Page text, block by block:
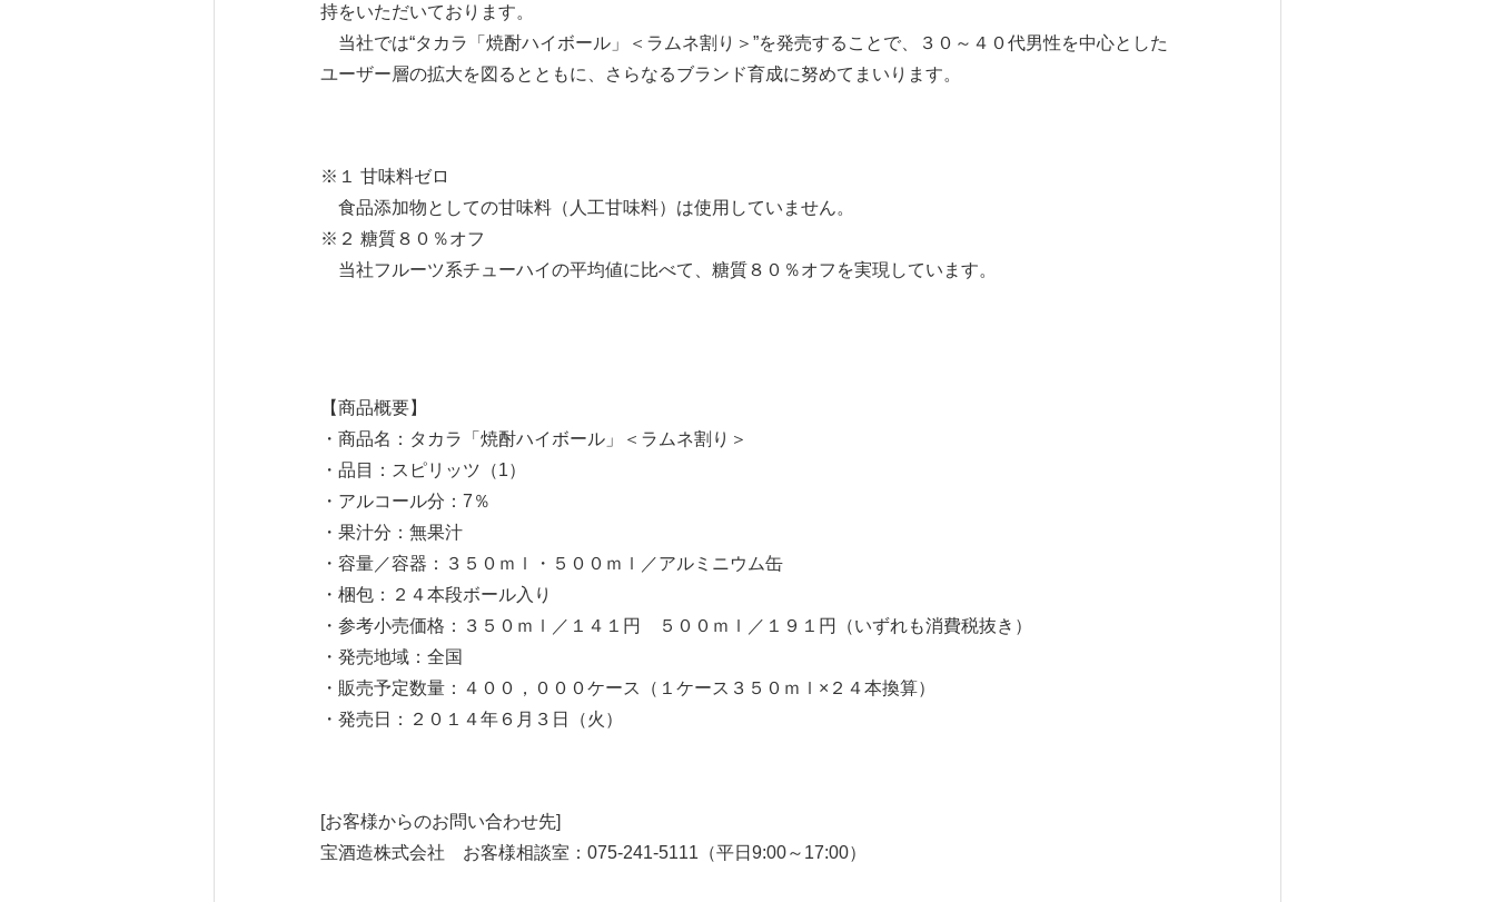
持をいただいております。
当社では“タカラ「焼酎ハイボール」＜ラムネ割り＞”を発売することで、３０～４０代男性を中心とした
ユーザー層の拡大を図るとともに、さらなるブランド育成に努めてまいります。
※１ 甘味料ゼロ
食品添加物としての甘味料（人工甘味料）は使用していません。
※２ 糖質８０％オフ
当社フルーツ系チューハイの平均値に比べて、糖質８０％オフを実現しています。
【商品概要】
・商品名：タカラ「焼酎ハイボール」＜ラムネ割り＞
・品目：スピリッツ（1）
・アルコール分：7％
・果汁分：無果汁
・容量／容器：３５０ｍｌ・５００ｍｌ／アルミニウム缶
・梱包：２４本段ボール入り
・参考小売価格：３５０ｍｌ／１４１円 ５００ｍｌ／１９１円（いずれも消費税抜き）
・発売地域：全国
・販売予定数量：４００，０００ケース（１ケース３５０ｍｌ×２４本換算）
・発売日：２０１４年６月３日（火）
[お客様からのお問い合わせ先]
宝酒造株式会社 お客様相談室：075-241-5111（平日9:00～17:00）
Japanese